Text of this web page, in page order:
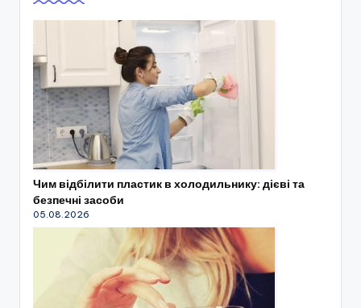
Чим відбілити пластик в холодильнику: дієві та
безпечні засоби
05.08.2026